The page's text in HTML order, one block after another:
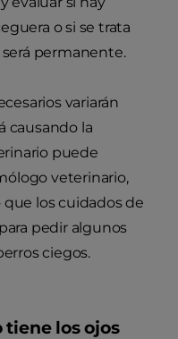
o si se trata
permanente.
variarán
causando la
puede
veterinario,
los cuidados de
pedir algunos
ciegos.
tiene los ojos